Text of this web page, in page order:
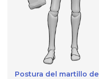
Postura del martillo de